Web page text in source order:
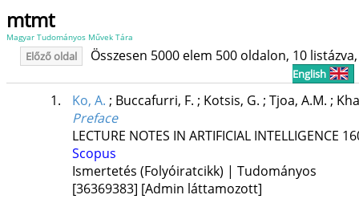
mtmt
Magyar Tudományos Művek Tára
Előző oldal Összesen 5000 elem 500 oldalon, 10
English
1. Ko, A. ; Buccafurri, F. ; Kotsis, G. ; Tjoa, A.M. ;
Preface
LECTURE NOTES IN ARTIFICIAL INTELLIGENCE
Scopus
Ismertetés (Folyóiratcikk) | Tudományos
[36369383] [Admin láttamozott]